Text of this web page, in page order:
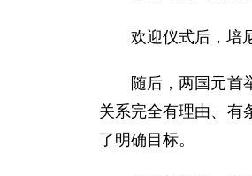
欢迎仪式后，培尼
随后，两国元首举
关系完全有理由、有
了明确目标。